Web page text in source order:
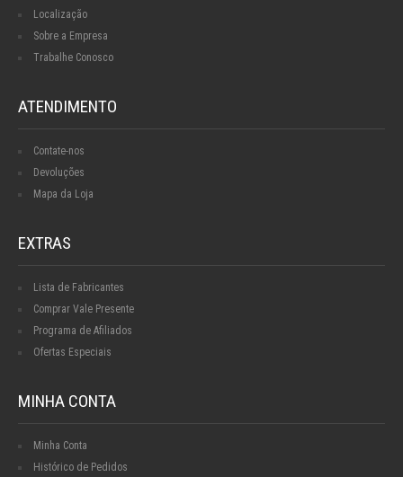
Localização
Sobre a Empresa
Trabalhe Conosco
ATENDIMENTO
Contate-nos
Devoluções
Mapa da Loja
EXTRAS
Lista de Fabricantes
Comprar Vale Presente
Programa de Afiliados
Ofertas Especiais
MINHA CONTA
Minha Conta
Histórico de Pedidos